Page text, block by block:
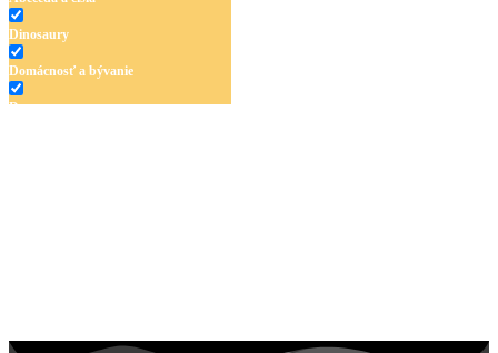
Dinosaury
Domácnosť a bývanie
Doprava